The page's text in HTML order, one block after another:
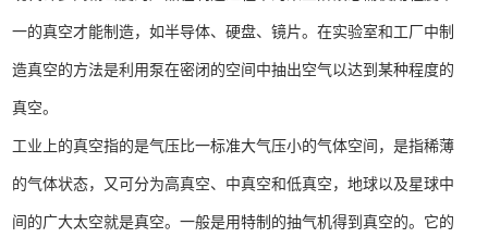
一的真空才能制造，如半导体、硬盘、镜片。在实验室和工厂中制
造真空的方法是利用泵在密闭的空间中抽出空气以达到某种程度的
真空。
工业上的真空指的是气压比一标准大气压小的气体空间，是指稀薄
的气体状态，又可分为高真空、中真空和低真空，地球以及星球中
间的广大太空就是真空。一般是用特制的抽气机得到真空的。它的